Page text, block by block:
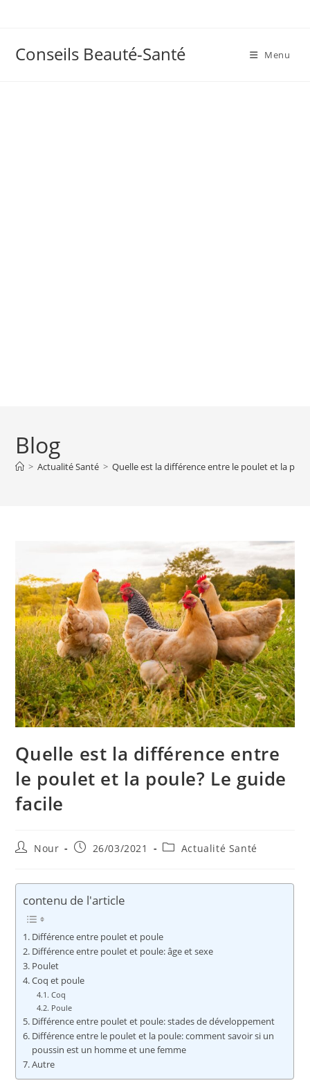
Conseils Beauté-Santé Menu
Blog
> Actualité Santé > Quelle est la différence entre le poulet et la
Quelle est la différence entre
le poulet et la poule? Le guide
facile
Auteur/autrice
publication :
Nour
Publication
26/03/2021
PostActualité Santé
contenu de l'article
Différence entre poulet et poule
Différence entre poulet et poule: âge et sexe
Poulet
Coq et poule
Coq
Poule
Différence entre poulet et poule: stades de développement
Différence entre le poulet et la poule: comment savoir si un
poussin est un homme et une femme
Autre